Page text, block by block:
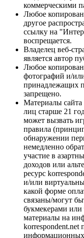
коммерческими
Любое
другое
ссылку на
воспрещается.
Владелец веб-
является автор
Любое
фотографий и/
принадлежащих
запрещено.
Материалы сайта
лиц старше 21
может вызвать
правила
обнаружении
немедленно
участие в
доходов или
ресурс
и/или
какой форме
связаны/могут
букмекерами или
материалы на
korrespondent.net
информационных